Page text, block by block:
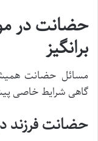
حضانت در
برانگیز
مسائل حضانت
گاهی شرایط خاصی
حضانت فرزند